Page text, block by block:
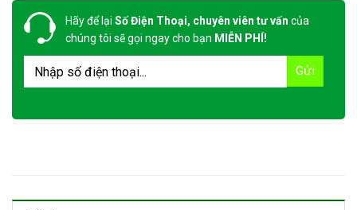
Hãy để lại Số Điện Thoại, chuyên viên tư vấn của
chúng tôi sẽ gọi ngay cho bạn MIỄN PHÍ!